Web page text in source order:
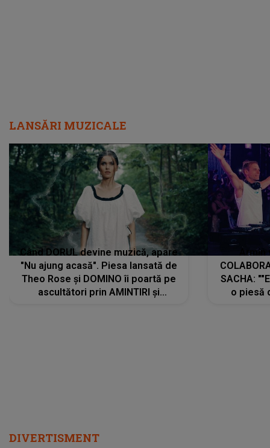
LANSĂRI MUZICALE
Când DORUL devine muzică, apare
"Nu ajung acasă". Piesa lansată de
Theo Rose și DOMINO îi poartă pe
ascultători prin AMINTIRI și
SACHA:
o piesă
DIVERTISMENT